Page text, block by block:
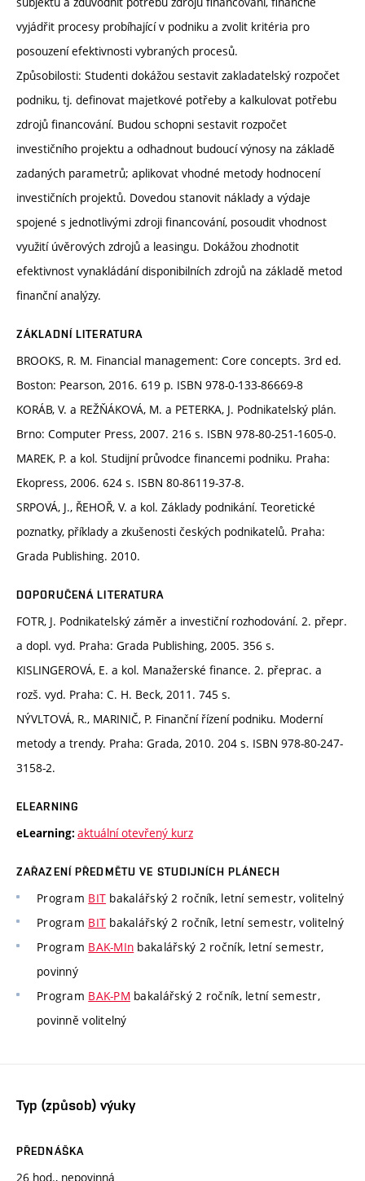
vyjádřit procesy probíhající v podniku a zvolit kritéria pro
posouzení efektivnosti vybraných procesů.
Způsobilosti: Studenti dokážou sestavit zakladatelský rozpočet
podniku, tj. definovat majetkové potřeby a kalkulovat potřebu
zdrojů financování. Budou schopni sestavit rozpočet
investičního projektu a odhadnout budoucí výnosy na základě
zadaných parametrů; aplikovat vhodné metody hodnocení
investičních projektů. Dovedou stanovit náklady a výdaje
spojené s jednotlivými zdroji financování, posoudit vhodnost
využití úvěrových zdrojů a leasingu. Dokážou zhodnotit
efektivnost vynakládání disponibilních zdrojů na základě metod
finanční analýzy.
ZÁKLADNÍ LITERATURA
BROOKS, R. M. Financial management: Core concepts. 3rd ed.
Boston: Pearson, 2016. 619 p. ISBN 978-0-133-86669-8
KORÁB, V. a REŽŇÁKOVÁ, M. a PETERKA, J. Podnikatelský plán.
Brno: Computer Press, 2007. 216 s. ISBN 978-80-251-1605-0.
MAREK, P. a kol. Studijní průvodce financemi podniku. Praha:
Ekopress, 2006. 624 s. ISBN 80-86119-37-8.
SRPOVÁ, J., ŘEHOŘ, V. a kol. Základy podnikání. Teoretické
poznatky, příklady a zkušenosti českých podnikatelů. Praha:
Grada Publishing. 2010.
DOPORUČENÁ LITERATURA
FOTR, J. Podnikatelský záměr a investiční rozhodování. 2. přepr.
a dopl. vyd. Praha: Grada Publishing, 2005. 356 s.
KISLINGEROVÁ, E. a kol. Manažerské finance. 2. přeprac. a
rozš. vyd. Praha: C. H. Beck, 2011. 745 s.
NÝVLTOVÁ, R., MARINIČ, P. Finanční řízení podniku. Moderní
metody a trendy. Praha: Grada, 2010. 204 s. ISBN 978-80-247-
3158-2.
ELEARNING
eLearning: aktuální otevřený kurz
ZAŘAZENÍ PŘEDMĚTU VE STUDIJNÍCH PLÁNECH
Program BIT bakalářský 2 ročník, letní semestr, volitelný
Program BIT bakalářský 2 ročník, letní semestr, volitelný
Program BAK-MIn bakalářský 2 ročník, letní semestr,
povinný
Program BAK-PM bakalářský 2 ročník, letní semestr,
povinně volitelný
Typ (způsob) výuky
PŘEDNÁŠKA
26 hod., nepovinná